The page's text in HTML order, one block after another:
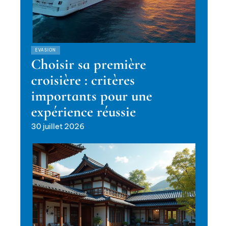
EVASION
Choisir sa première
croisière : critères
importants pour une
expérience réussie
30 juillet 2026